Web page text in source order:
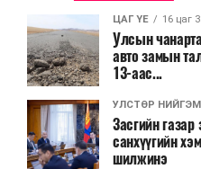
ЦАГ ҮЕ 16 цаг
Улсын
авто замын
13-аас...
УЛСТӨР НИЙГЭМ
Засгийн
санхүүгийн
шилжинэ